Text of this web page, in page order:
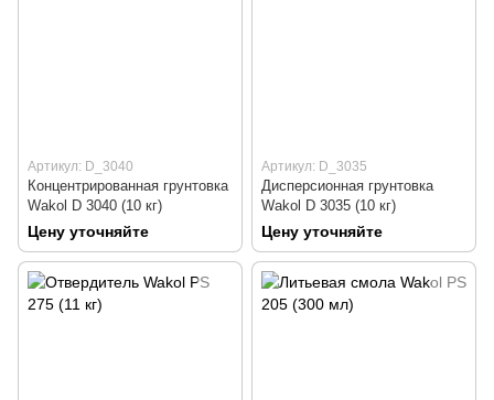
Артикул: D_3040
Концентрированная грунтовка
Wakol D 3040 (10 кг)
Цену уточняйте
Артикул: D_3035
Дисперсионная грунтовка
Wakol D 3035 (10 кг)
Цену уточняйте